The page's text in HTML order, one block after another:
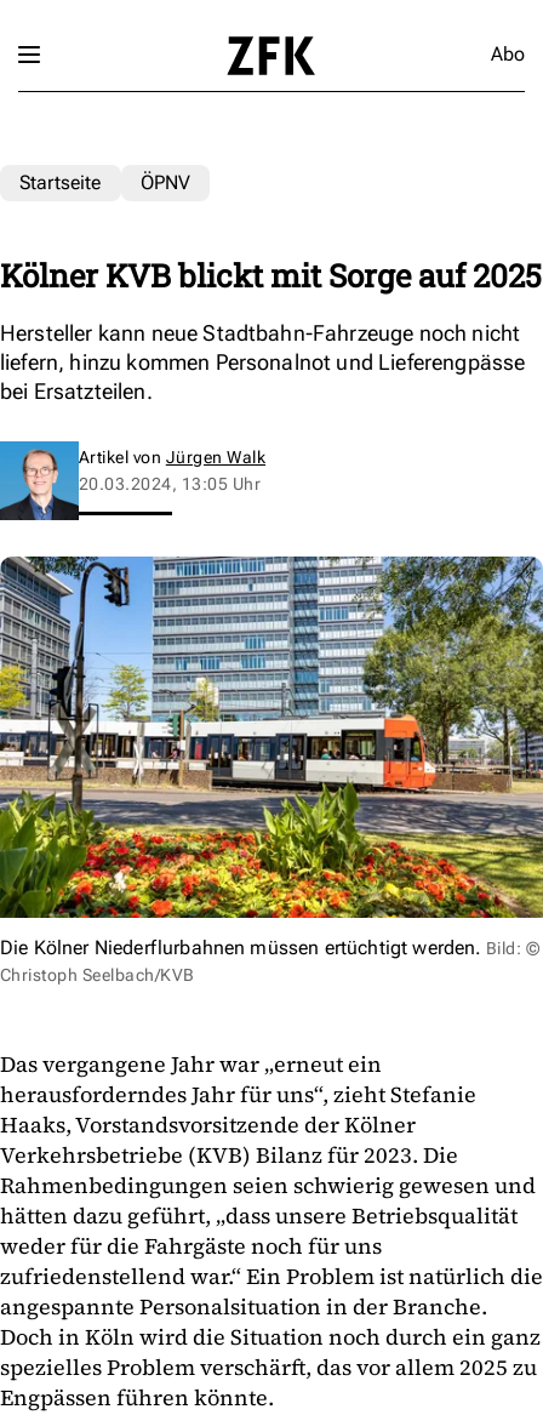
Abo
Startseite ÖPNV
Kölner KVB blickt mit Sorge auf 2025
Hersteller kann neue Stadtbahn-Fahrzeuge noch nicht
liefern, hinzu kommen Personalnot und Lieferengpässe
bei Ersatzteilen.
Artikel von Jürgen Walk
20.03.2024, 13:05 Uhr
Die Kölner Niederflurbahnen müssen ertüchtigt werden. Bild: ©
Christoph Seelbach/KVB
Das vergangene Jahr war „erneut ein
herausforderndes Jahr für uns“, zieht Stefanie
Haaks, Vorstandsvorsitzende der Kölner
Verkehrsbetriebe (KVB) Bilanz für 2023. Die
Rahmenbedingungen seien schwierig gewesen und
hätten dazu geführt, „dass unsere Betriebsqualität
weder für die Fahrgäste noch für uns
zufriedenstellend war.“ Ein Problem ist natürlich die
angespannte Personalsituation in der Branche.
Doch in Köln wird die Situation noch durch ein ganz
spezielles Problem verschärft, das vor allem 2025 zu
Engpässen führen könnte.